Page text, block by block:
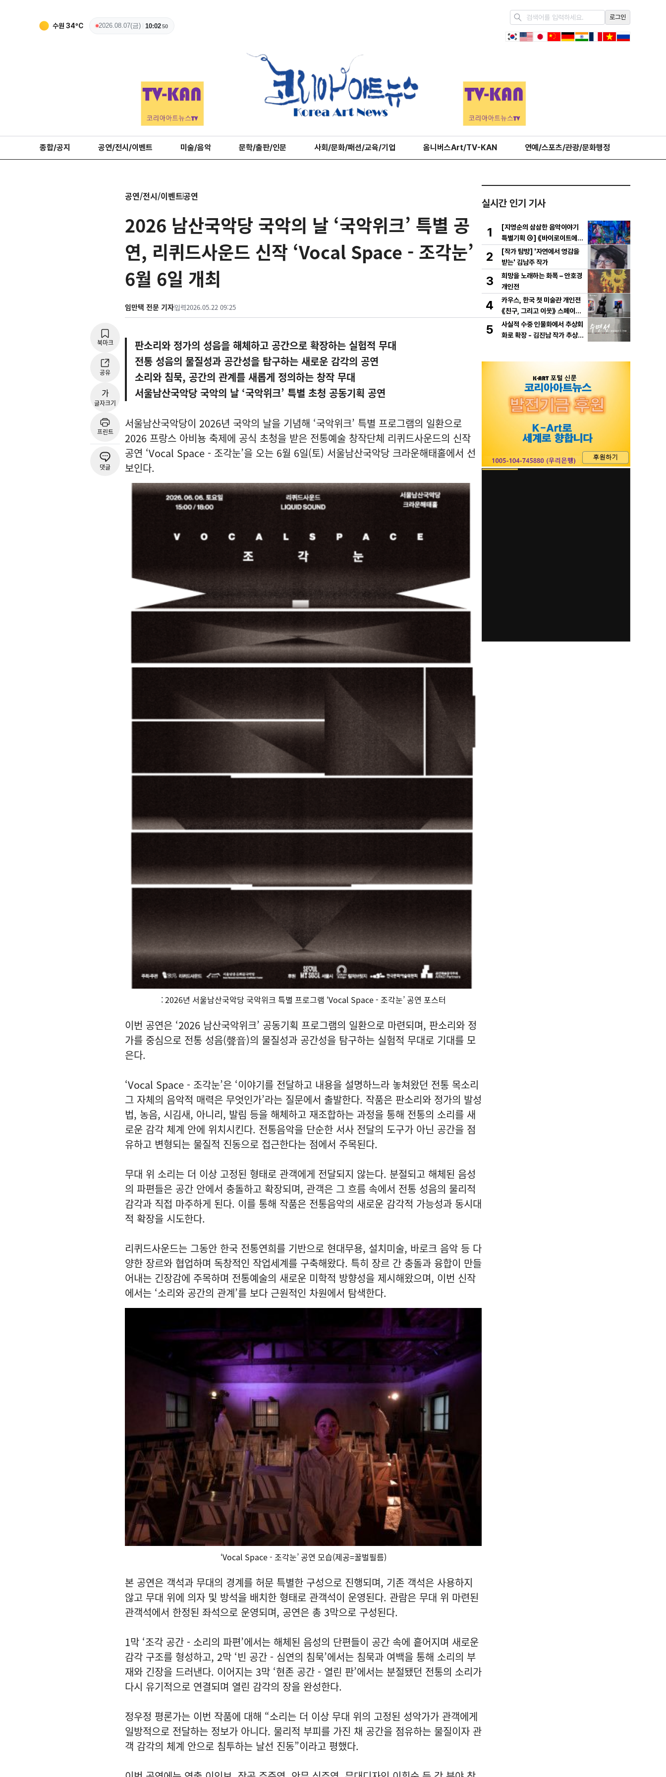
수원 34ºC 2026.08.07(금) 10:0251
로그인
종합/공지 공연/전시/이벤트 미술/음악 문학/출판/인문 사회/문화/패션/교육/기업 옴니버스Art/TV-KAN 연예/스포츠/관광/문화행정
공연/전시/이벤트공연
2026 남산국악당 국악의 날 ‘국악위크’ 특별 공
연, 리퀴드사운드 신작 ‘Vocal Space - 조각눈’
6월 6일 개최
임만택 전문 기자입력2026.05.22 09:25
북마크
공유
가
글자크기
프린트
댓글
판소리와 정가의 성음을 해체하고 공간으로 확장하는 실험적 무대
전통 성음의 물질성과 공간성을 탐구하는 새로운 감각의 공연
소리와 침묵, 공간의 관계를 새롭게 정의하는 창작 무대
서울남산국악당 국악의 날 ‘국악위크’ 특별 초청 공동기획 공연
서울남산국악당이 2026년 국악의 날을 기념해 ‘국악위크’ 특별 프로그램의 일환으로
2026 프랑스 아비뇽 축제에 공식 초청을 받은 전통예술 창작단체 리퀴드사운드의 신작
공연 ‘Vocal Space - 조각눈’을 오는 6월 6일(토) 서울남산국악당 크라운해태홀에서 선
보인다.
: 2026년 서울남산국악당 국악위크 특별 프로그램 ‘Vocal Space - 조각눈’ 공연 포스터
이번 공연은 ‘2026 남산국악위크’ 공동기획 프로그램의 일환으로 마련되며, 판소리와 정
가를 중심으로 전통 성음(聲音)의 물질성과 공간성을 탐구하는 실험적 무대로 기대를 모
은다.
‘Vocal Space - 조각눈’은 ‘이야기를 전달하고 내용을 설명하느라 놓쳐왔던 전통 목소리
그 자체의 음악적 매력은 무엇인가’라는 질문에서 출발한다. 작품은 판소리와 정가의 발성
법, 농음, 시김새, 아니리, 발림 등을 해체하고 재조합하는 과정을 통해 전통의 소리를 새
로운 감각 체계 안에 위치시킨다. 전통음악을 단순한 서사 전달의 도구가 아닌 공간을 점
유하고 변형되는 물질적 진동으로 접근한다는 점에서 주목된다.
무대 위 소리는 더 이상 고정된 형태로 관객에게 전달되지 않는다. 분절되고 해체된 음성
의 파편들은 공간 안에서 충돌하고 확장되며, 관객은 그 흐름 속에서 전통 성음의 물리적
감각과 직접 마주하게 된다. 이를 통해 작품은 전통음악의 새로운 감각적 가능성과 동시대
적 확장을 시도한다.
리퀴드사운드는 그동안 한국 전통연희를 기반으로 현대무용, 설치미술, 바로크 음악 등 다
양한 장르와 협업하며 독창적인 작업세계를 구축해왔다. 특히 장르 간 충돌과 융합이 만들
어내는 긴장감에 주목하며 전통예술의 새로운 미학적 방향성을 제시해왔으며, 이번 신작
에서는 ‘소리와 공간의 관계’를 보다 근원적인 차원에서 탐색한다.
‘Vocal Space - 조각눈’ 공연 모습(제공=꿀벌필름)
본 공연은 객석과 무대의 경계를 허문 특별한 구성으로 진행되며, 기존 객석은 사용하지
않고 무대 위에 의자 및 방석을 배치한 형태로 관객석이 운영된다. 관람은 무대 위 마련된
관객석에서 한정된 좌석으로 운영되며, 공연은 총 3막으로 구성된다.
1막 ‘조각 공간 - 소리의 파편’에서는 해체된 음성의 단편들이 공간 속에 흩어지며 새로운
감각 구조를 형성하고, 2막 ‘빈 공간 - 심연의 침묵’에서는 침묵과 여백을 통해 소리의 부
재와 긴장을 드러낸다. 이어지는 3막 ‘현존 공간 - 열린 판’에서는 분절됐던 전통의 소리가
다시 유기적으로 연결되며 열린 감각의 장을 완성한다.
정우정 평론가는 이번 작품에 대해 “소리는 더 이상 무대 위의 고정된 성악가가 관객에게
일방적으로 전달하는 정보가 아니다. 물리적 부피를 가진 채 공간을 점유하는 물질이자 관
객 감각의 체계 안으로 침투하는 날선 진동”이라고 평했다.
실시간 인기 기사
1
[지영순의 삼삼한 음악이야기
특별기획 ④] 《바이로이트에서
만난 바그너》
2
[작가 탐방] '자연에서 영감을
받는' 김남주 작가
3
희망을 노래하는 화폭 – 안호경
개인전
4
카우스, 한국 첫 미술관 개인전
《친구, 그리고 이웃》 스페이스
K 서울에서 개최
5
사실적 수중 인물화에서 추상회
화로 확장 - 김진남 작가 추상